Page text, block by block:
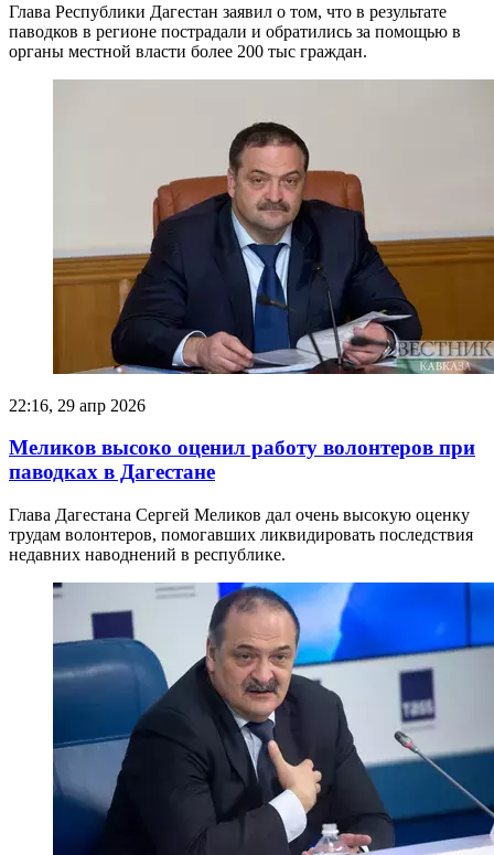
Глава Республики Дагестан заявил о том, что в результате
паводков в регионе пострадали и обратились за помощью в
органы местной власти более 200 тыс граждан.
22:16, 29 апр 2026
Меликов высоко оценил работу волонтеров при
паводках в Дагестане
Глава Дагестана Сергей Меликов дал очень высокую оценку
трудам волонтеров, помогавших ликвидировать последствия
недавних наводнений в республике.